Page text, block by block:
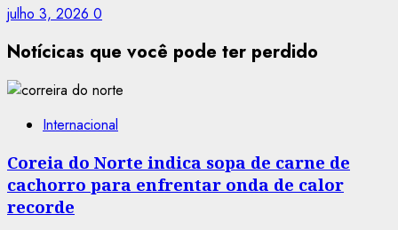
julho 3, 2026 0
Notícicas que você pode ter perdido
Internacional
Coreia do Norte indica sopa de carne de
cachorro para enfrentar onda de calor
recorde